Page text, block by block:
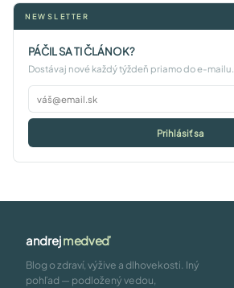
NEWSLETTER
PÁČIL SA TI ČLÁNOK?
Dostávaj nové každý týždeň priamo do e-mailu.
Prihlásiť sa
andrejmedveď
Blog o zdraví, výžive a dlhovekosti. Iný
pohľad — podložený vedou,